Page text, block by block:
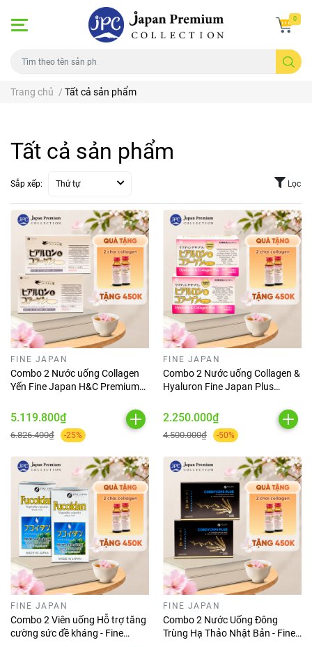
0
Trang chủ / Tất cả sản phẩm
Tất cả sản phẩm
Sắp xếp: Thứ tự Lọc
FINE JAPAN
Combo 2 Nước uống Collagen
Yến Fine Japan H&C Premium
chai x 50ml)
5.119.800₫
6.826.400₫ -25%
FINE JAPAN
Combo 2 Nước uống Collagen &
Hyaluron Fine Japan Plus
2.250.000₫
4.500.000₫ -50%
FINE JAPAN
Combo 2 Viên uống Hỗ trợ tăng
cường sức đề kháng - Fine
FINE JAPAN
Combo 2 Nước Uống Đông
Trùng Hạ Thảo Nhật Bản - Fine